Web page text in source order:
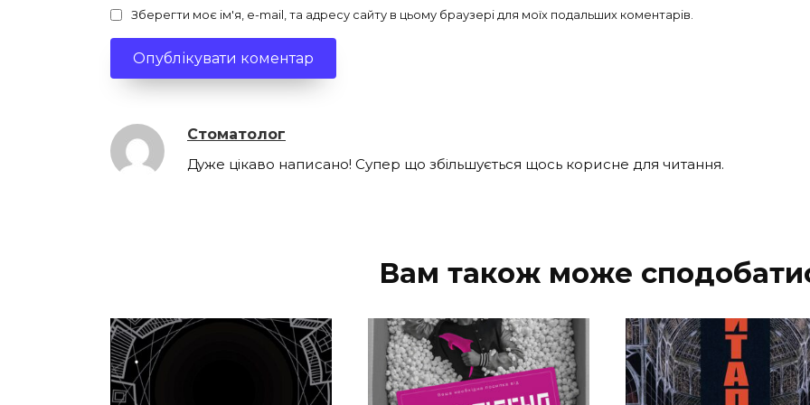
Зберегти моє ім'я, e-mail, та адресу сайту в цьому браузері для моїх подальших коментарів.
Стоматолог
Дуже цікаво написано! Супер що збільшується щось корисне для читання.
Вам також може